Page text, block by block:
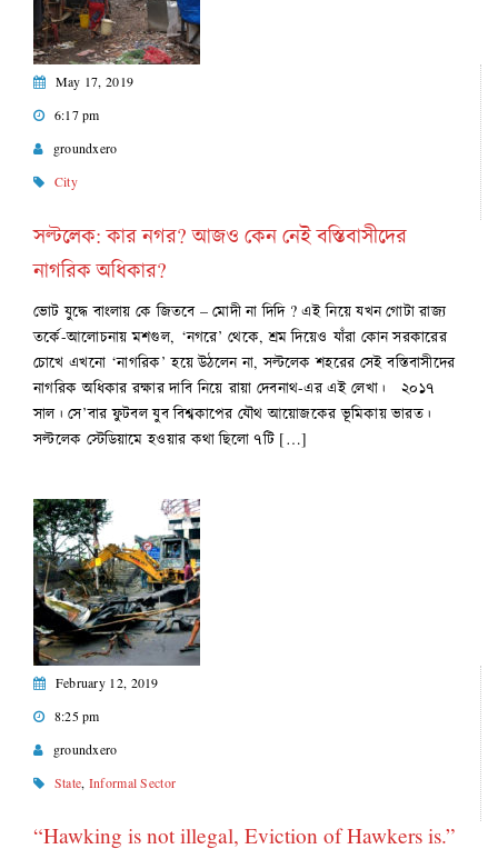
May 17, 2019
6:17 pm
groundxero
City
সল্টলেক: কার নগর? আজও কেন নেই বস্তিবাসীদের
নাগরিক অধিকার?
ভোট যুদ্ধে বাংলায় কে জিতবে – মোদী না দিদি ? এই নিয়ে যখন গোটা রাজ্য
তর্কে-আলোচনায় মশগুল, ‘নগরে’ থেকে, শ্রম দিয়েও যাঁরা কোন সরকারের
চোখে এখনো ‘নাগরিক’ হয়ে উঠলেন না, সল্টলেক শহরের সেই বস্তিবাসীদের
নাগরিক অধিকার রক্ষার দাবি নিয়ে রায়া দেবনাথ-এর এই লেখা। ২০১৭
সাল। সে’বার ফুটবল যুব বিশ্বকাপের যৌথ আয়োজকের ভূমিকায় ভারত।
সল্টলেক স্টেডিয়ামে হওয়ার কথা ছিলো ৭টি […]
February 12, 2019
8:25 pm
groundxero
State, Informal Sector
“Hawking is not illegal, Eviction of Hawkers is.”